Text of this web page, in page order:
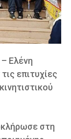
Ελένη
επιτυχίες
στη